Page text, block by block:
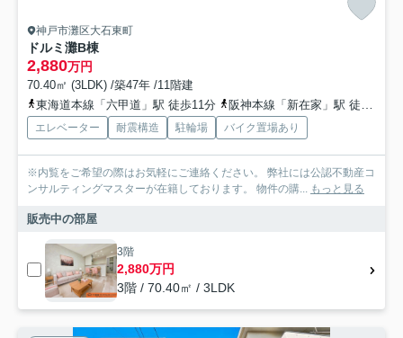
神戸市灘区大石東町
ドルミ灘B棟
2,880万円
70.40㎡ (3LDK) /築47年 /11階建
東海道本線「六甲道」駅 徒歩11分
阪神本線「新在家」駅 徒歩5分
エレベーター 耐震構造 駐輪場 バイク置場あり
※内覧をご希望の際はお気軽にご連絡ください。 弊社には公認不動産コ
ンサルティングマスターが在籍しております。 物件の購...
もっと見る
販売中の部屋
3階
2,880万円
3階 / 70.40㎡ / 3LDK